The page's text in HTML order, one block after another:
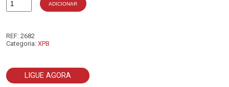
Quantidade
ADICIONAR
REF: 2682
Categoria: XPB
LIGUE AGORA